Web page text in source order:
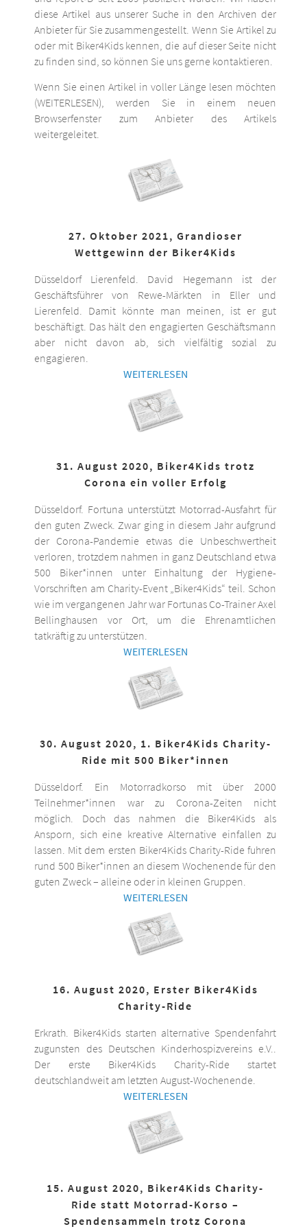
diese Artikel aus unserer Suche in den Archiven der
Anbieter für Sie zusammengestellt. Wenn Sie Artikel zu
oder mit Biker4Kids kennen, die auf dieser Seite nicht
zu finden sind, so können Sie uns gerne kontaktieren.
Wenn Sie einen Artikel in voller Länge lesen möchten
(WEITERLESEN), werden Sie in einem neuen
Browserfenster zum Anbieter des Artikels
weitergeleitet.
27. Oktober 2021, Grandioser
Wettgewinn der Biker4Kids
Düsseldorf Lierenfeld. David Hegemann ist der
Geschäftsführer von Rewe-Märkten in Eller und
Lierenfeld. Damit könnte man meinen, ist er gut
beschäftigt. Das hält den engagierten Geschäftsmann
aber nicht davon ab, sich vielfältig sozial zu
engagieren.
WEITERLESEN
31. August 2020, Biker4Kids trotz
Corona ein voller Erfolg
Düsseldorf. Fortuna unterstützt Motorrad-Ausfahrt für
den guten Zweck. Zwar ging in diesem Jahr aufgrund
der Corona-Pandemie etwas die Unbeschwertheit
verloren, trotzdem nahmen in ganz Deutschland etwa
500 Biker*innen unter Einhaltung der Hygiene-
Vorschriften am Charity-Event „Biker4Kids“ teil. Schon
wie im vergangenen Jahr war Fortunas Co-Trainer Axel
Bellinghausen vor Ort, um die Ehrenamtlichen
tatkräftig zu unterstützen.
WEITERLESEN
30. August 2020, 1. Biker4Kids Charity-
Ride mit 500 Biker*innen
Düsseldorf. Ein Motorradkorso mit über 2000
Teilnehmer*innen war zu Corona-Zeiten nicht
möglich. Doch das nahmen die Biker4Kids als
Ansporn, sich eine kreative Alternative einfallen zu
lassen. Mit dem ersten Biker4Kids Charity-Ride fuhren
rund 500 Biker*innen an diesem Wochenende für den
guten Zweck – alleine oder in kleinen Gruppen.
WEITERLESEN
16. August 2020, Erster Biker4Kids
Charity-Ride
Erkrath. Biker4Kids starten alternative Spendenfahrt
zugunsten des Deutschen Kinderhospizvereins e.V..
Der erste Biker4Kids Charity-Ride startet
deutschlandweit am letzten August-Wochenende.
WEITERLESEN
15. August 2020, Biker4Kids Charity-
Ride statt Motorrad-Korso –
Spendensammeln trotz Corona